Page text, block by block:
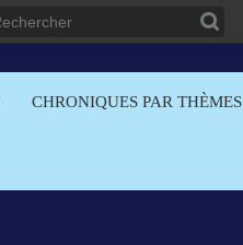
CHRONIQUES PAR THÈMES